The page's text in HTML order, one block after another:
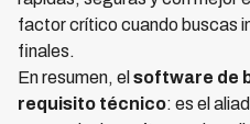
factor crítico cuando buscas
finales.
En resumen, el software de
requisito técnico: es el